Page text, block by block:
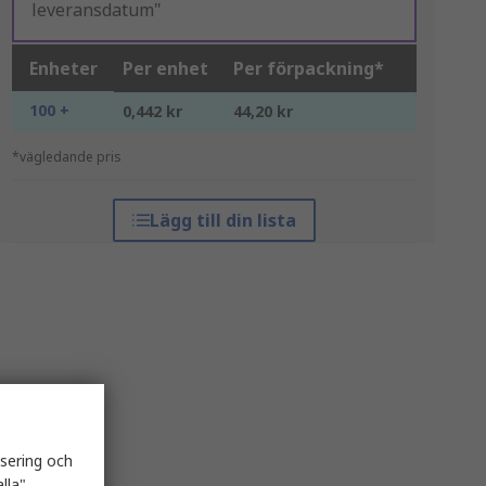
leveransdatum"
Enheter Per enhet Per förpackning*
100 + 0,442 kr 44,20 kr
*vägledande pris
Lägg till din lista
och